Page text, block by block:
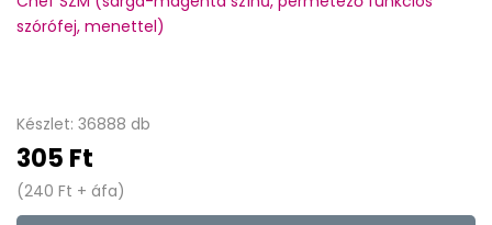
szórófej, menettel)
Készlet: 36888 db
305 Ft
(240 Ft + áfa)